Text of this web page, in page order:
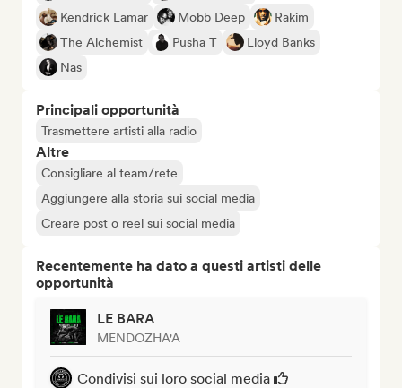
Kendrick Lamar
Mobb Deep
Rakim
The Alchemist
Pusha T
Lloyd Banks
Nas
Principali opportunità
Trasmettere artisti alla radio
Altre
Consigliare al team/rete
Aggiungere alla storia sui social media
Creare post o reel sui social media
Recentemente ha dato a questi artisti delle
opportunità
LE BARA
MENDOZHA'A
Condivisi sui loro social media